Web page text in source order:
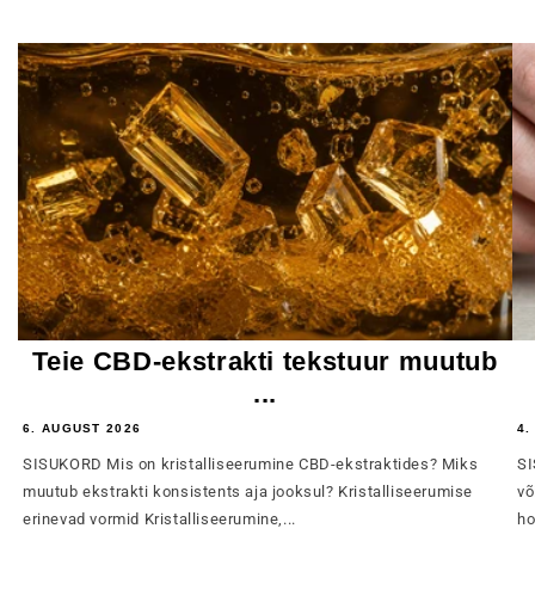
Teie CBD-ekstrakti tekstuur muutub
...
6. AUGUST 2026
SISUKORD Mis on kristalliseerumine CBD-ekstraktides? Miks
muutub ekstrakti konsistents aja jooksul? Kristalliseerumise
erinevad vormid Kristalliseerumine,...
4.